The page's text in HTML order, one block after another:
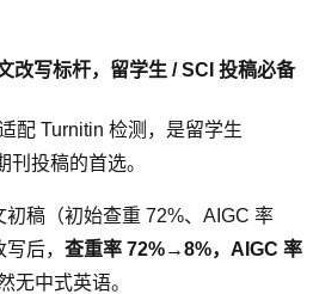
改写标杆，留学生 / SCI 投稿必备
配 Turnitin 检测，是留学生
刊投稿的首选。
初稿（初始查重 72%、AIGC 率
后， 查重率 72%→8%，AIGC 率
无中式英语。